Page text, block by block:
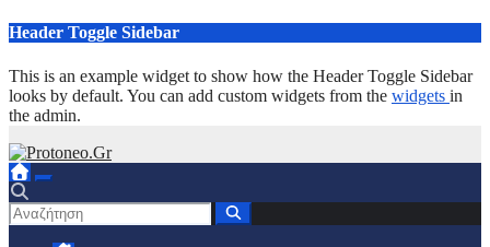
Μετάβαση
περιεχόμενο
Header Toggle Sidebar
This is an example widget to show how the Header Toggle Sidebar
looks by default. You can add custom widgets from the widgets in
the admin.